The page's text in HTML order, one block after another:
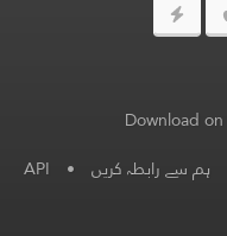
ہم سے رابطہ کریں •
API